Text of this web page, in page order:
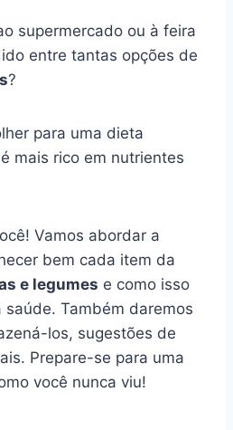
supermercado ou à feira
entre tantas opções de
?
para uma dieta
mais rico em nutrientes
Vamos abordar a
bem cada item da
e legumes e como isso
Também daremos
los, sugestões de
Prepare-se para uma
você nunca viu!